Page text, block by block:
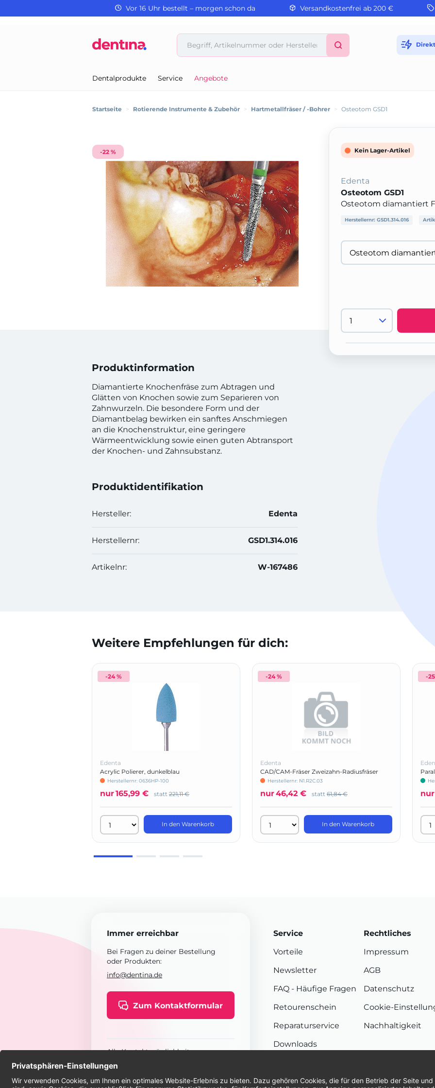
Vor 16 Uhr bestellt – morgen schon da Versandkostenfrei ab 200 €
Dentalprodukte Service Angebote
Startseite > Rotierende Instrumente & Zubehör > Hartmetallfräser / -Bohrer > Osteotom GSD1
-22 %
Produktinformation
Diamantierte Knochenfräse zum Abtragen und
Glätten von Knochen sowie zum Separieren von
Zahnwurzeln. Die besondere Form und der
Diamantbelag bewirken ein sanftes Anschmiegen
an die Knochenstruktur, eine geringere
Wärmeentwicklung sowie einen guten Abtransport
der Knochen- und Zahnsubstanz.
Produktidentifikation
Hersteller: Edenta
Herstellernr: GSD1.314.016
Artikelnr: W-167486
Kein Lager-Artikel
Edenta
Osteotom GSD1
Osteotom diamantiert
Herstellernr: GSD1.314.016
Weitere Empfehlungen für dich:
-24 %
Edenta
Acrylic Polierer, dunkelblau
Herstellernr: 0636HP-100
nur165,99 € statt 221,11 €
In den Warenkorb
-24 %
Edenta
CAD/CAM-Fräser Zweizahn-Radiusfräser
(Mikro 4X/5X, -IC, Motion 2)
Herstellernr: N1.R2C.03
nur46,42 € statt 61,84 €
In den Warenkorb
-
nur
Immer erreichbar
Bei Fragen zu deiner Bestellung
oder Produkten:
info@dentina.de
Zum Kontaktformular
Alle Kontaktmöglichkeiten
Service
Vorteile
Newsletter
FAQ - Häufige Fragen
Retourenschein
Reparaturservice
Downloads
Rechtliches
Impressum
AGB
Datenschutz
Cookie-
Nachhaltigkeit